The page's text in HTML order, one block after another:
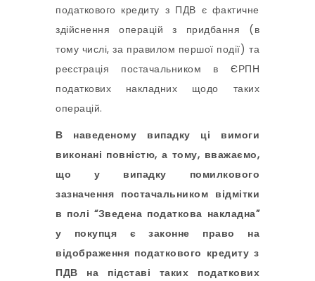
податкового кредиту з ПДВ є фактичне
здійснення операцій з придбання (в
тому числі, за правилом першої події) та
реєстрація постачальником в ЄРПН
податкових накладних щодо таких
операцій.
В наведеному випадку ці вимоги
виконані повністю, а тому, вважаємо,
що у випадку помилкового
зазначення постачальником відмітки
в полі “Зведена податкова накладна”
у покупця є законне право на
відображення податкового кредиту з
ПДВ на підставі таких податкових